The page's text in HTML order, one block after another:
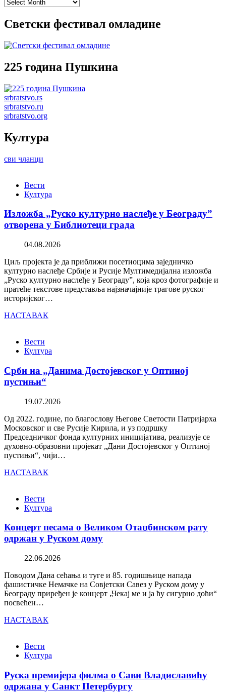
Светски фестивал омладине
225 година Пушкина
srbratstvo.rs
srbratstvo.ru
srbratstvo.org
Култура
сви чланци
Вести
Култура
Изложба „Руско културно наслеђе у Београду”
отворена у Библиотеци града
04.08.2026
Циљ пројекта је да приближи посетиоцима заједничко
културно наслеђе Србије и Русије Мултимедијална изложба
„Руско културно наслеђе у Београду”, која кроз фотографије и
пратеће текстове представља најзначајније трагове руског
историјског…
НАСТАВАК
Вести
Култура
Срби на „Данима Достојевског у Оптиној
пустињи“
19.07.2026
Од 2022. године, по благослову Његове Светости Патријарха
Московског и све Русије Кирила, и уз подршку
Председничког фонда културних иницијатива, реализује се
духовно-образовни пројекат „Дани Достојевског у Оптиној
пустињи“, чији…
НАСТАВАК
Вести
Култура
Концерт песама о Великом Отаџбинском рату
одржан у Руском дому
22.06.2026
Поводом Дана сећања и туге и 85. годишњице напада
фашистичке Немачке на Совјетски Савез у Руском дому у
Београду приређен је концерт „Чекај ме и ја ћу сигурно доћи“
посвећен…
НАСТАВАК
Вести
Култура
Руска премијера филма о Сави Владиславићу
одржана у Санкт Петербургу